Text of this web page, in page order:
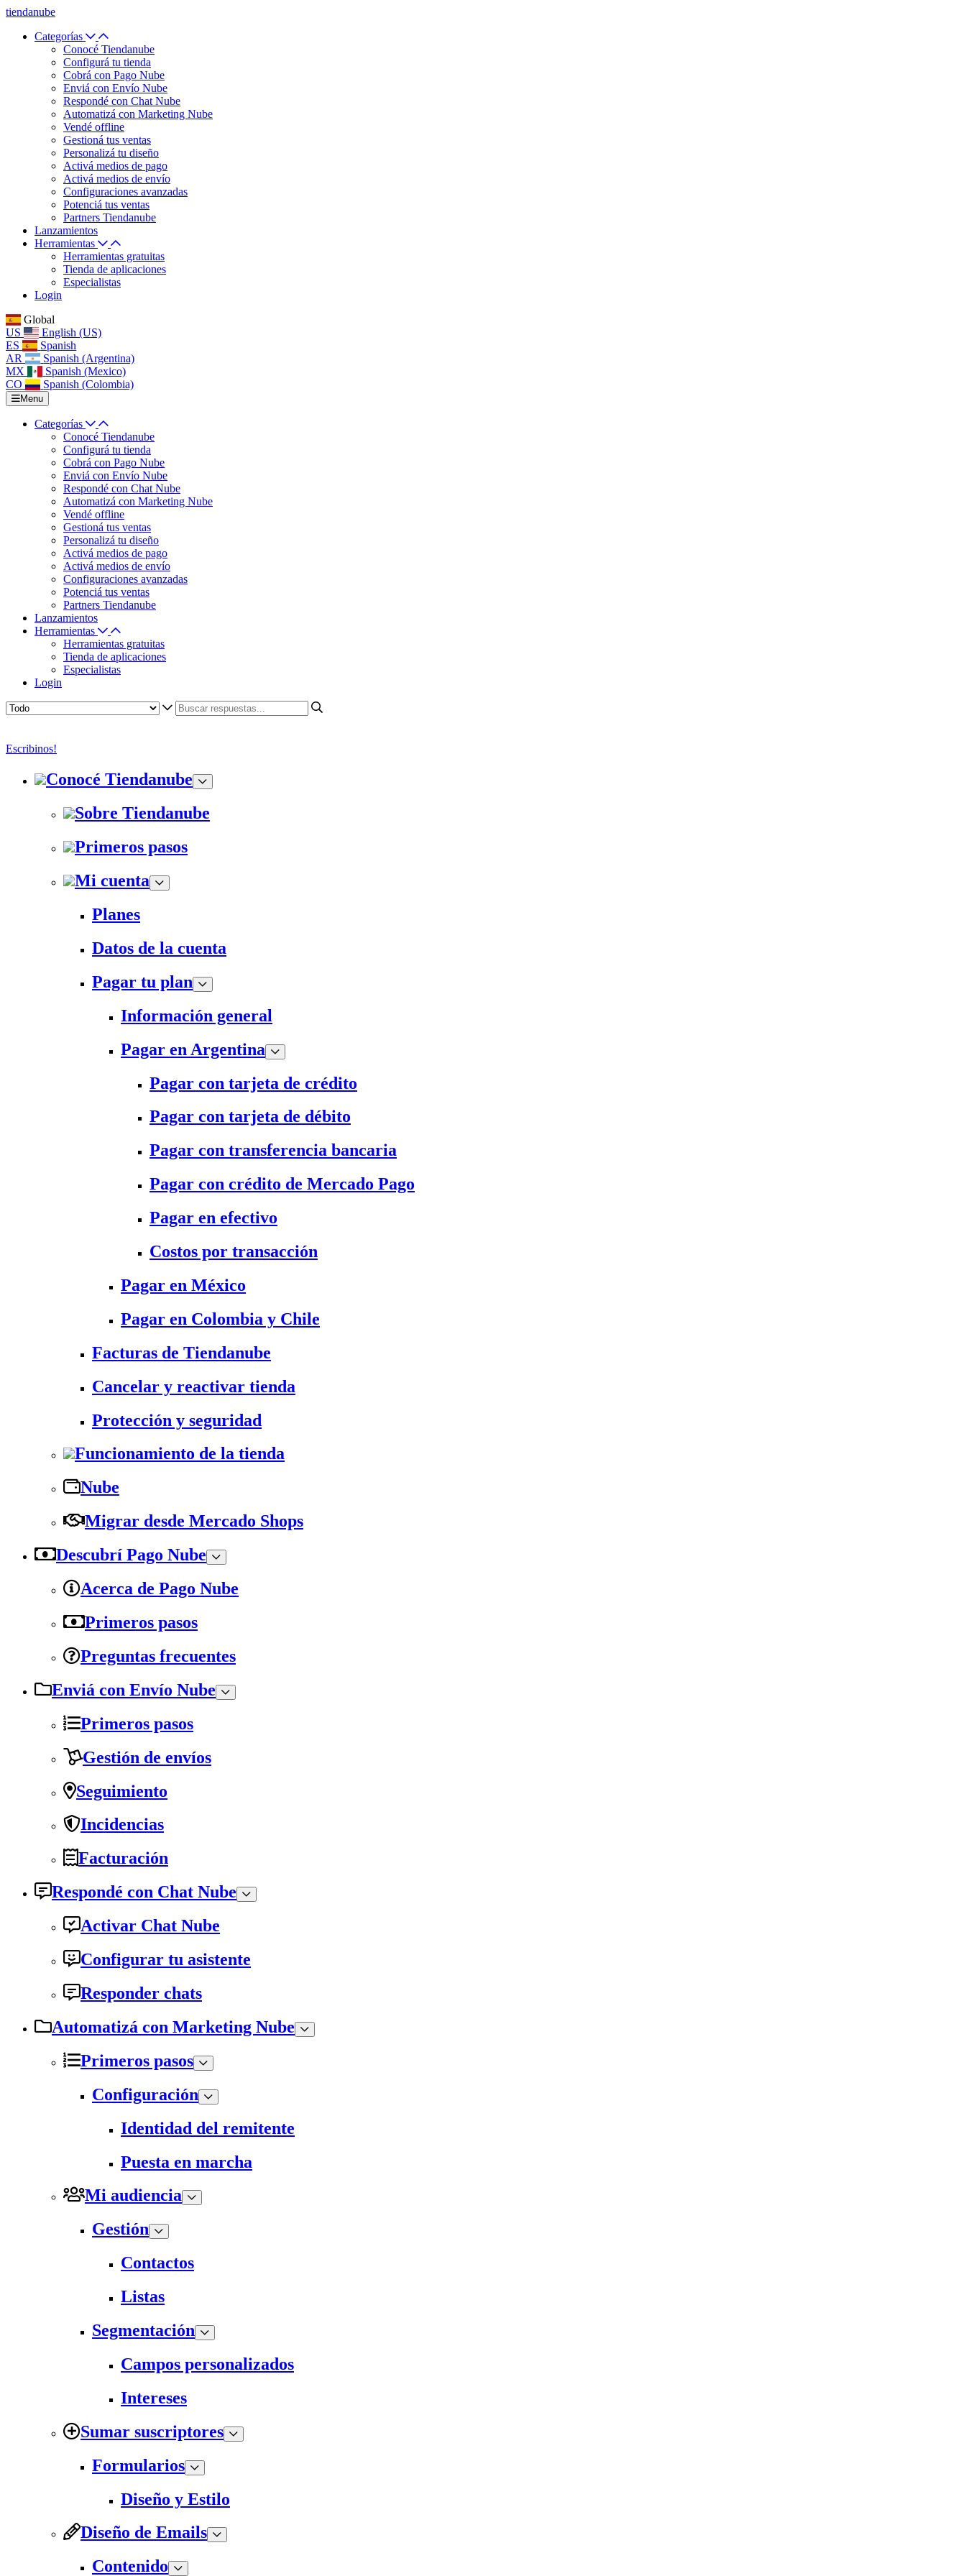
tiendanube
Categorías
Conocé Tiendanube
Configurá tu tienda
Cobrá con Pago Nube
Enviá con Envío Nube
Respondé con Chat Nube
Automatizá con Marketing Nube
Vendé offline
Gestioná tus ventas
Personalizá tu diseño
Activá medios de pago
Activá medios de envío
Configuraciones avanzadas
Potenciá tus ventas
Partners Tiendanube
Lanzamientos
Herramientas
Herramientas gratuitas
Tienda de aplicaciones
Especialistas
Login
Global
US
English (US)
ES
Spanish
AR
Spanish (Argentina)
MX
Spanish (Mexico)
CO
Spanish (Colombia)
Menu
Categorías
Conocé Tiendanube
Configurá tu tienda
Cobrá con Pago Nube
Enviá con Envío Nube
Respondé con Chat Nube
Automatizá con Marketing Nube
Vendé offline
Gestioná tus ventas
Personalizá tu diseño
Activá medios de pago
Activá medios de envío
Configuraciones avanzadas
Potenciá tus ventas
Partners Tiendanube
Lanzamientos
Herramientas
Herramientas gratuitas
Tienda de aplicaciones
Especialistas
Login
Escribinos!
Conocé Tiendanube
Sobre Tiendanube
Primeros pasos
Mi cuenta
Planes
Datos de la cuenta
Pagar tu plan
Información general
Pagar en Argentina
Pagar con tarjeta de crédito
Pagar con tarjeta de débito
Pagar con transferencia bancaria
Pagar con crédito de Mercado Pago
Pagar en efectivo
Costos por transacción
Pagar en México
Pagar en Colombia y Chile
Facturas de Tiendanube
Cancelar y reactivar tienda
Protección y seguridad
Funcionamiento de la tienda
Nube
Migrar desde Mercado Shops
Descubrí Pago Nube
Acerca de Pago Nube
Primeros pasos
Preguntas frecuentes
Enviá con Envío Nube
Primeros pasos
Gestión de envíos
Seguimiento
Incidencias
Facturación
Respondé con Chat Nube
Activar Chat Nube
Configurar tu asistente
Responder chats
Automatizá con Marketing Nube
Primeros pasos
Configuración
Identidad del remitente
Puesta en marcha
Mi audiencia
Gestión
Contactos
Listas
Segmentación
Campos personalizados
Intereses
Sumar suscriptores
Formularios
Diseño y Estilo
Diseño de Emails
Contenido